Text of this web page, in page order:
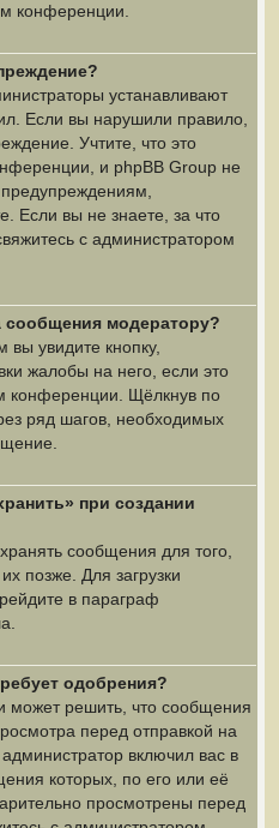
конференции.
устанавливают
Если вы нарушили правило,
Учтите, что это
и phpBB Group не
Если вы не знаете, за что
с администратором
сообщения модератору?
увидите кнопку,
жалобы на него, если это
конференции. Щёлкнув по
ряд шагов, необходимых
при создании
сообщения для того,
позже. Для загрузки
в параграф
одобрения?
может решить, что сообщения
перед отправкой на
включил вас в
которых, по его или её
просмотрены перед